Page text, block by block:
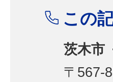
この
茨木市
〒567-